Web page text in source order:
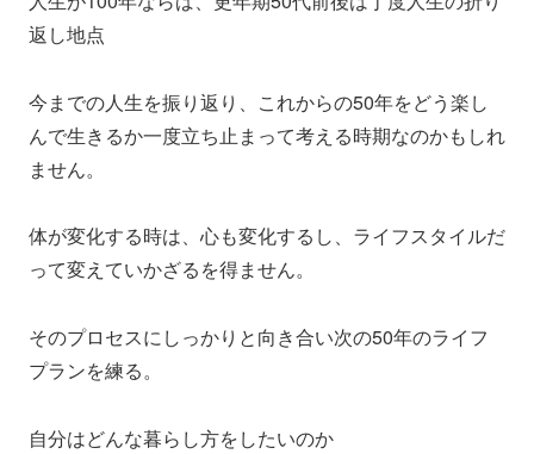
返し地点
今までの人生を振り返り、これからの50年をどう楽し
んで生きるか一度立ち止まって考える時期なのかもしれ
ません。
体が変化する時は、心も変化するし、ライフスタイルだ
って変えていかざるを得ません。
そのプロセスにしっかりと向き合い次の50年のライフ
プランを練る。
自分はどんな暮らし方をしたいのか